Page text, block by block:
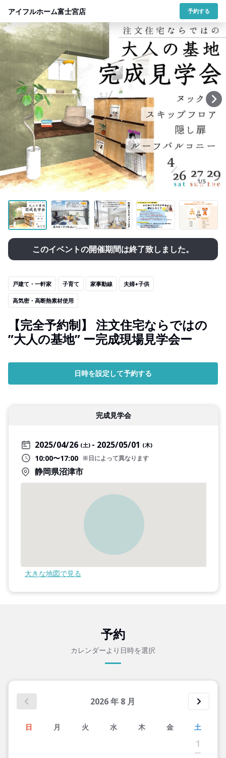
アイフルホーム富士宮店 予約する
1/5
このイベントの開催期間は終了致しました。
戸建て・一軒家 子育て 家事動線 夫婦+子供
高気密・高断熱素材使用
【完全予約制】 注文住宅ならではの
”大人の基地” ー完成現場見学会ー
日時を設定して予約する
完成見学会
2025/04/26 (土) 2025/05/01 (木)
10:00〜17:00 ※日によって異なります
静岡県沼津市
大きな地図で見る
予約
カレンダーより日時を選択
2026年 8 月
日 月 火 水 木 金 土
1